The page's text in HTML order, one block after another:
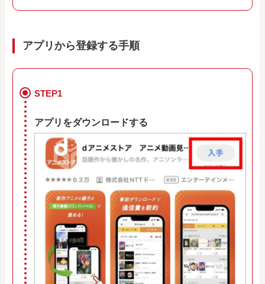
アプリから登録する手順
STEP1
アプリをダウンロードする